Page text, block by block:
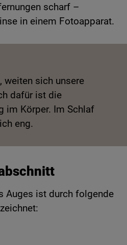
scharf –
in einem Fotoapparat.
weiten sich unsere
dafür ist die
im Körper. Im Schlaf
eng.
Auges ist durch folgende